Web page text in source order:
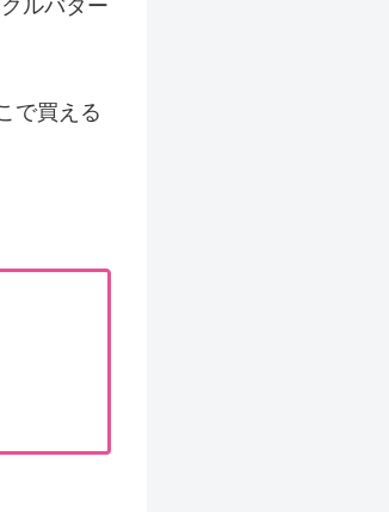
ルバター
で買える